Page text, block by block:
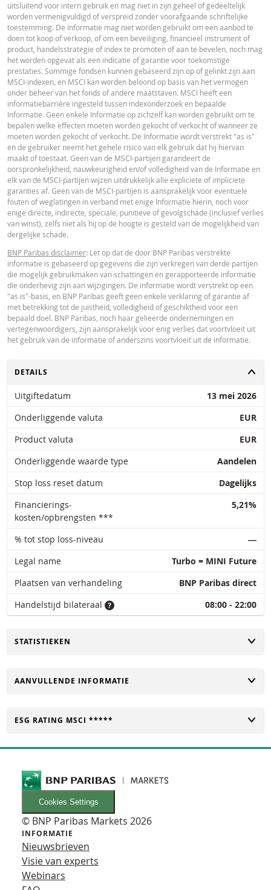
uitsluitend voor intern gebruik en mag niet in zijn geheel of gedeeltelijk
worden vermenigvuldigd of verspreid zonder voorafgaande schriftelijke
toestemming. De Informatie mag niet worden gebruikt om een aanbod te
doen tot koop of verkoop, of om een beveiliging, financieel instrument of
product, handelsstrategie of index te promoten of aan te bevelen, noch mag
het worden opgevat als een indicatie of garantie voor toekomstige
prestaties. Sommige fondsen kunnen gebaseerd zijn op of gelinkt zijn aan
MSCI-indexen, en MSCI kan worden beloond op basis van het vermogen
onder beheer van het fonds of andere maatstaven. MSCI heeft een
informatiebarrière ingesteld tussen indexonderzoek en bepaalde
Informatie. Geen enkele Informatie op zichzelf kan worden gebruikt om te
bepalen welke effecten moeten worden gekocht of verkocht of wanneer ze
moeten worden gekocht of verkocht. De Informatie wordt verstrekt "as is"
en de gebruiker neemt het gehele risico van elk gebruik dat hij hiervan
maakt of toestaat. Geen van de MSCI-partijen garandeert de
oorspronkelijkheid, nauwkeurigheid en/of volledigheid van de Informatie en
elk van de MSCI-partijen wijzen uitdrukkelijk alle expliciete of impliciete
garanties af. Geen van de MSCI-partijen is aansprakelijk voor eventuele
fouten of weglatingen in verband met enige Informatie hierin, noch voor
enige directe, indirecte, speciale, punitieve of gevolgschade (inclusief verlies
van winst), zelfs niet als hij op de hoogte is gesteld van de mogelijkheid van
dergelijke schade.
BNP Paribas disclaimer: Let op dat de door BNP Paribas verstrekte
informatie is gebaseerd op gegevens die zijn verkregen van derde partijen
die mogelijk gebruikmaken van schattingen en gerapporteerde informatie
die onderhevig zijn aan wijzigingen. De informatie wordt verstrekt op een
"as is"-basis, en BNP Paribas geeft geen enkele verklaring of garantie af
met betrekking tot de juistheid, volledigheid of geschiktheid voor een
bepaald doel. BNP Paribas, noch haar gelieerde ondernemingen en
vertegenwoordigers, zijn aansprakelijk voor enig verlies dat voortvloeit uit
het gebruik van de informatie of anderszins voortvloeit uit de informatie.
TOGGLE
DETAILS
Uitgiftedatum
13 mei 2026
Onderliggende valuta
EUR
Product valuta
EUR
Onderliggende waarde type
Aandelen
Stop loss reset datum
Dagelijks
Financierings-
kosten/opbrengsten ***
5,21%
% tot stop loss-niveau
―
Legal name
Turbo = MINI Future
Plaatsen van verhandeling
BNP Paribas direct
Handelstijd bilateraal
08:00 - 22:00
TOGGLE
STATISTIEKEN
TOGGLE
AANVULLENDE INFORMATIE
TOGGLE
ESG RATING MSCI *****
Cookies Settings
© BNP Paribas Markets 2026
INFORMATIE
Nieuwsbrieven
Visie van experts
Webinars